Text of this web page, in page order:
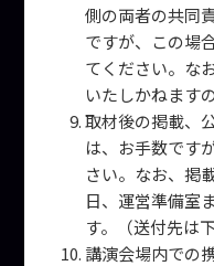
側の両者の共同
ですが、この場
てください。な
いたしかねます
取材後の掲載、
は、お手数です
さい。なお、掲
日、運営準備室
す。（送付先は
講演会場内での